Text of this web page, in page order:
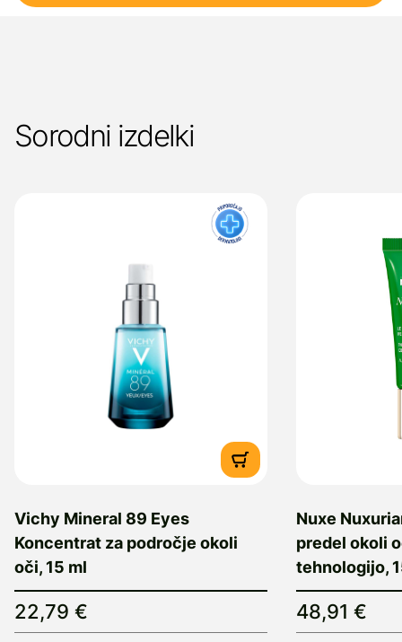
Sorodni izdelki
Vichy Mineral 89 Eyes
Koncentrat za področje okoli
oči, 15 ml
22,79 €
Nuxe
predel okoli
tehnologijo,
48,91 €